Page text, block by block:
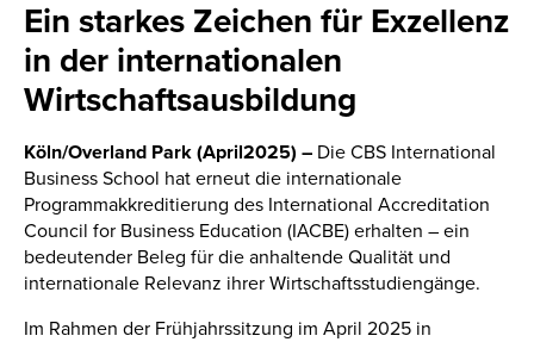
Ein starkes Zeichen für Exzellenz
in der internationalen
Wirtschaftsausbildung
Köln/Overland Park (April2025) – Die CBS International
Business School hat erneut die internationale
Programmakkreditierung des International Accreditation
Council for Business Education (IACBE) erhalten – ein
bedeutender Beleg für die anhaltende Qualität und
internationale Relevanz ihrer Wirtschaftsstudiengänge.
Im Rahmen der Frühjahrssitzung im April 2025 in